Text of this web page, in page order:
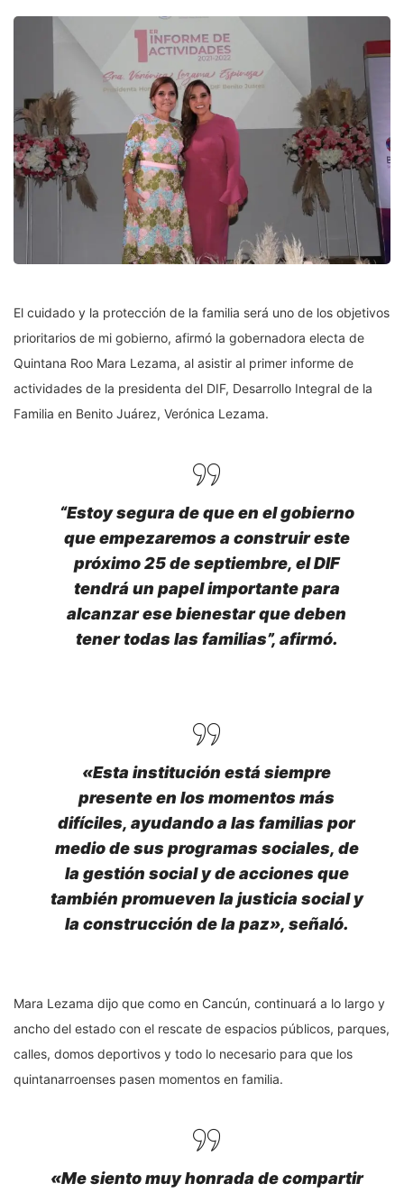
El cuidado y la protección de la familia será uno de los objetivos
prioritarios de mi gobierno, afirmó la gobernadora electa de
Quintana Roo Mara Lezama, al asistir al primer informe de
actividades de la presidenta del DIF, Desarrollo Integral de la
Familia en Benito Juárez, Verónica Lezama.
“Estoy segura de que en el gobierno
que empezaremos a construir este
próximo 25 de septiembre, el DIF
tendrá un papel importante para
alcanzar ese bienestar que deben
tener todas las familias”, afirmó.
«Esta institución está siempre
presente en los momentos más
difíciles, ayudando a las familias por
medio de sus programas sociales, de
la gestión social y de acciones que
también promueven la justicia social y
la construcción de la paz», señaló.
Mara Lezama dijo que como en Cancún, continuará a lo largo y
ancho del estado con el rescate de espacios públicos, parques,
calles, domos deportivos y todo lo necesario para que los
quintanarroenses pasen momentos en familia.
«Me siento muy honrada de compartir